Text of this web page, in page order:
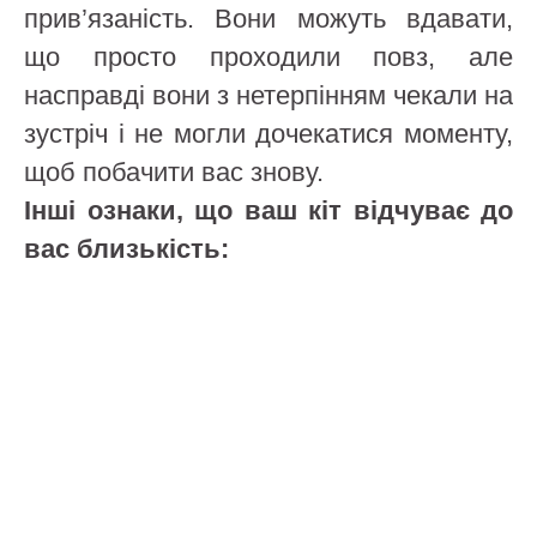
прив’язаність. Вони можуть вдавати,
що просто проходили повз, але
насправді вони з нетерпінням чекали на
зустріч і не могли дочекатися моменту,
щоб побачити вас знову.
Інші ознаки, що ваш кіт відчуває до
вас близькість: